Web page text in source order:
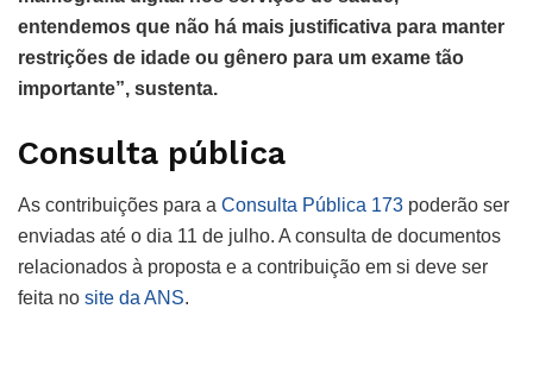
entendemos que não há mais justificativa para manter
restrições de idade ou gênero para um exame tão
importante”, sustenta.
Consulta pública
As contribuições para a Consulta Pública 173 poderão ser
enviadas até o dia 11 de julho. A consulta de documentos
relacionados à proposta e a contribuição em si deve ser
feita no site da ANS.